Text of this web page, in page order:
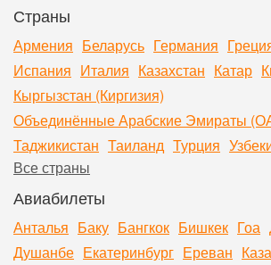
Страны
Армения Беларусь Германия
Испания Италия Казахстан Катар
Кыргызстан (Киргизия)
Объединённые Арабские Эмираты
Таджикистан Таиланд Турция
Все страны
Авиабилеты
Анталья Баку Бангкок Бишкек Гоа
Душанбе Екатеринбург Ереван